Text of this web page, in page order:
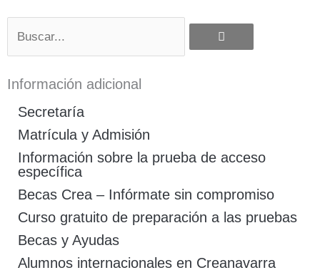
Información adicional
Secretaría
Matrícula y Admisión
Información sobre la prueba de acceso
específica
Becas Crea – Infórmate sin compromiso
Curso gratuito de preparación a las pruebas
Becas y Ayudas
Alumnos internacionales en Creanavarra